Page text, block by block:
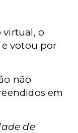
virtual, o
votou por
não
em
de